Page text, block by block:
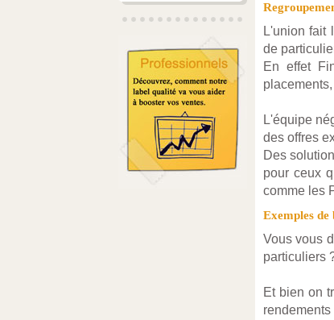
L'union fait
de
En effet
L'équipe
des offres
Des
pour ceux
comme les
Exemples
Vous vous
particuliers
Et bien on